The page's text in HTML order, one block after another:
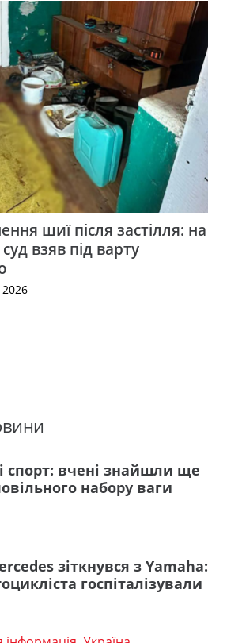
шиї після застілля: на
взяв під варту
спорт: вчені знайшли ще
набору ваги
зіткнувся з Yamaha:
госпіталізували